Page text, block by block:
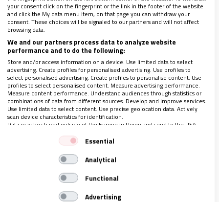
En nuestra condición de creyentes estamos
llamados a realizar una reflexión crítica y una
propuesta práctica. Resulta oportuno retomar la
reflexión de E. Johnson cuando afirma que el
lenguaje y el símbolo de Dios no son neutros. El ser
de Dios está más allá de cualquier identificación
masculina o femenina, sin embargo el lenguaje
cotidiano en la predicación, el culto, la catequesis y
la liturgia, se lo predica bajo el género masculino.
Este lenguaje patriarcal ha consolidado un culto
patriarcal, una catequesis patriarcal, una liturgia
your consent click on the fingerprint or the link in the footer of the website
and click the My data menu item, on that page you can withdraw your
consent. These choices will be signaled to our partners and will not affect
browsing data.
We and our partners process data to analyze website
performance and to do the following:
Store and/or access information on a device. Use limited data to select
advertising. Create profiles for personalised advertising. Use profiles to
select personalised advertising. Create profiles to personalise content. Use
profiles to select personalised content. Measure advertising performance.
Measure content performance. Understand audiences through statistics or
combinations of data from different sources. Develop and improve services.
Use limited data to select content. Use precise geolocation data. Actively
scan device characteristics for identification.
Data may be shared outside of the European Union and send to the USA.
Your consent and the cookie policy applies solely to this website/app.
View Partner List (1 IAB Vendors)
We use your data for the following purposes:
IAB processing purposes:
Essential
Analytical
Functional
Advertising